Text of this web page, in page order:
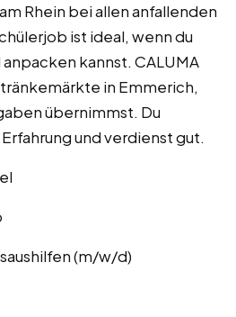
Rhein bei allen anfallenden
ist ideal, wenn du
kannst. CALUMA
in Emmerich,
übernimmst. Du
und verdienst gut.
(m/w/d)